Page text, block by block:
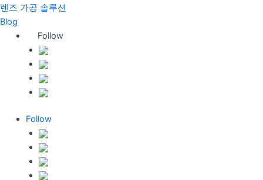
렌즈 가공 솔루션
Blog
Follow
Follow